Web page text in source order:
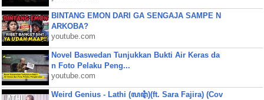
BINTANG EMON DARI GA SENGAJA SAMPE N
ARKOBA?
youtube.com
Novel Baswedan Tunjukkan Bukti Air Keras da
n Foto Pelaku Peng...
youtube.com
Weird Genius - Lathi (ꦭꦛꦶ)(ft. Sara Fajira) (Cov